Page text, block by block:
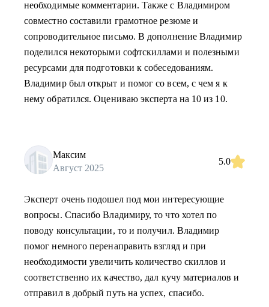
необходимые комментарии. Также с Владимиром
совместно составили грамотное резюме и
сопроводительное письмо. В дополнение Владимир
поделился некоторыми софтскиллами и полезными
ресурсами для подготовки к собеседованиям.
Владимир был открыт и помог со всем, с чем я к
нему обратился. Оцениваю эксперта на 10 из 10.
Максим
Август 2025
5.0
Эксперт очень подошел под мои интересующие
вопросы. Спасибо Владимиру, то что хотел по
поводу консультации, то и получил. Владимир
помог немного перенаправить взгляд и при
необходимости увеличить количество скиллов и
соответственно их качество, дал кучу материалов и
отправил в добрый путь на успех, спасибо.